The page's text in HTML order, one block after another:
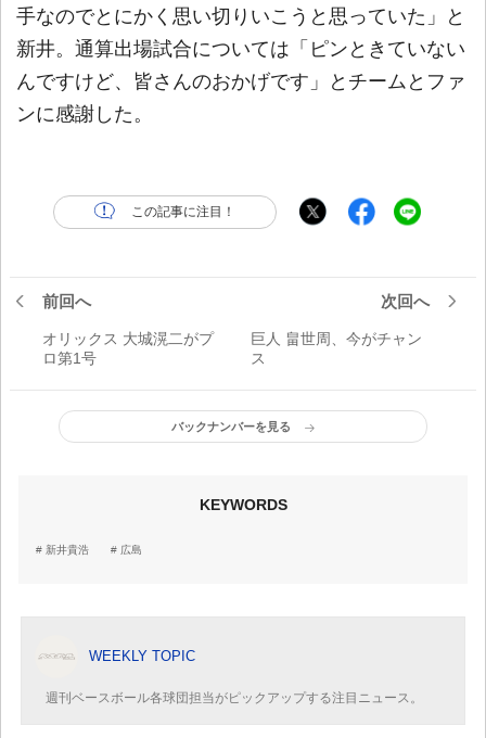
手なのでとにかく思い切りいこうと思っていた」と
新井。通算出場試合については「ピンときていない
んですけど、皆さんのおかげです」とチームとファ
ンに感謝した。
この記事に注目！
前回へ
オリックス 大城滉二がプ
ロ第1号
次回へ
巨人 畠世周、今がチャン
ス
バックナンバーを見る
KEYWORDS
新井貴浩 広島
WEEKLY TOPIC
週刊ベースボール各球団担当がピックアップする注目ニュース。